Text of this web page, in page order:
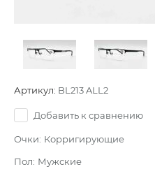
Артикул: BL213 ALL2
Добавить к сравнению
Очки: Корригирующие
Пол: Мужские